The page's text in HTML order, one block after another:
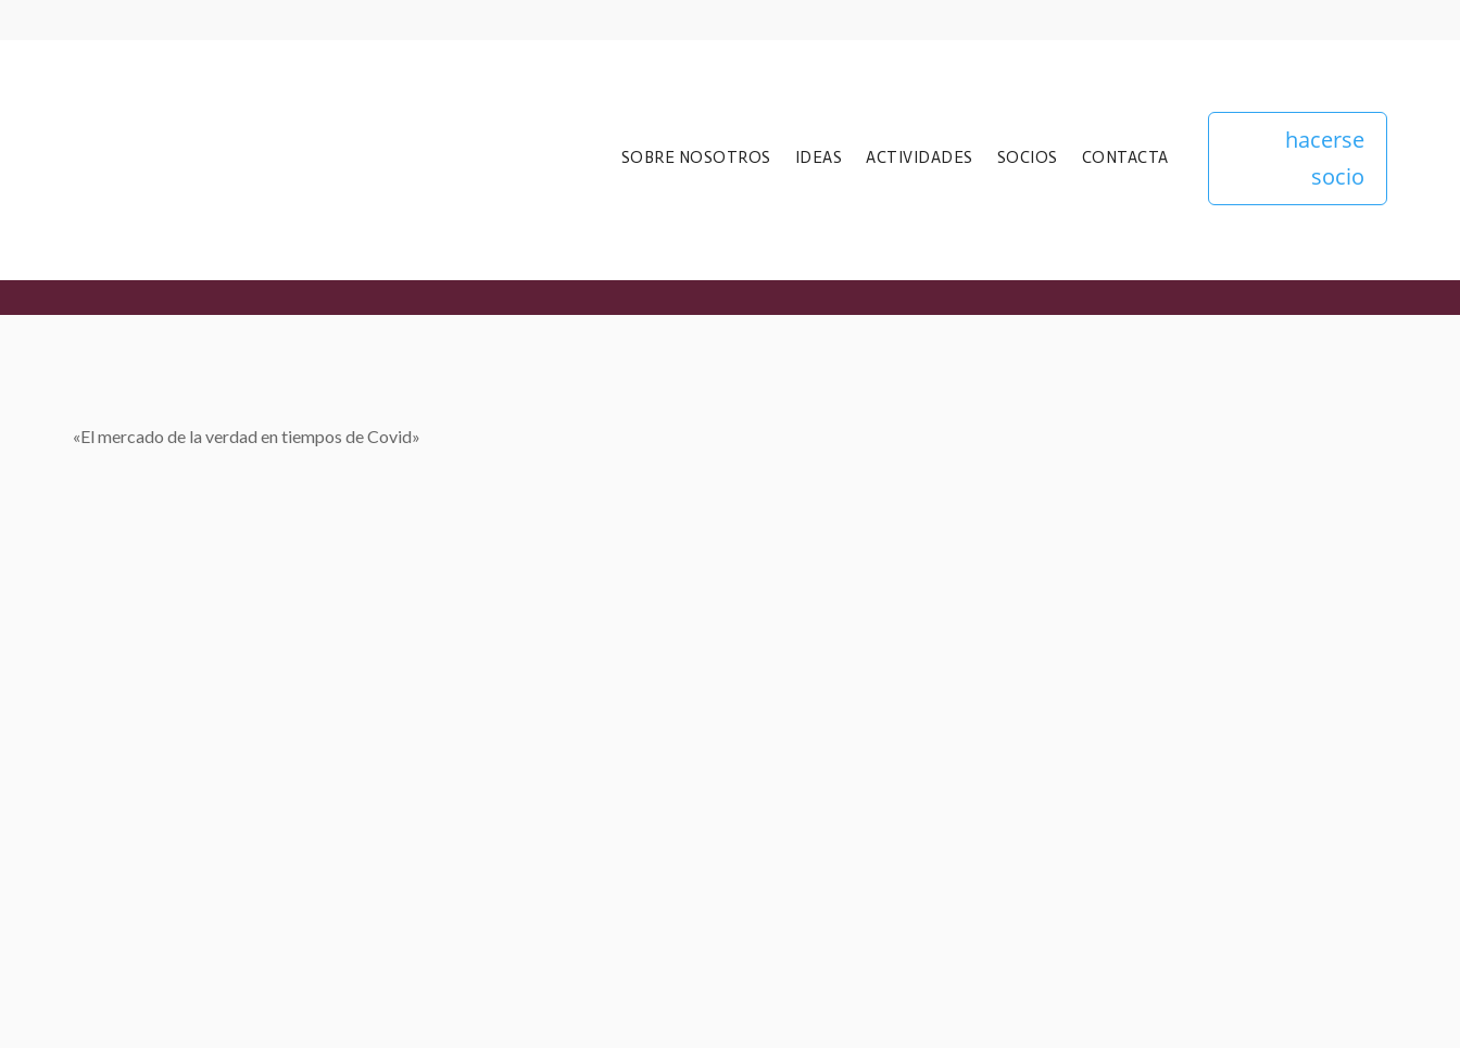
SOBRE NOSOTROS IDEAS ACTIVIDADES SOCIOS CONTACTA
hacerse
socio
«El mercado de la verdad en tiempos de Covid»